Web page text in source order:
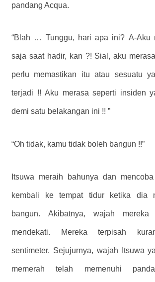
pandang Acqua.
“Blah … Tunggu, hari apa ini? A-Aku
saja saat hadir, kan ?! Sial, aku
perlu memastikan itu atau sesuatu
terjadi !! Aku merasa seperti insiden
demi satu belakangan ini !! ”
“Oh tidak, kamu tidak boleh bangun !!”
Itsuwa meraih bahunya dan
kembali ke tempat tidur ketika dia
bangun. Akibatnya, wajah mereka
mendekati. Mereka terpisah
sentimeter. Sejujurnya, wajah Itsuwa
memerah telah memenuhi